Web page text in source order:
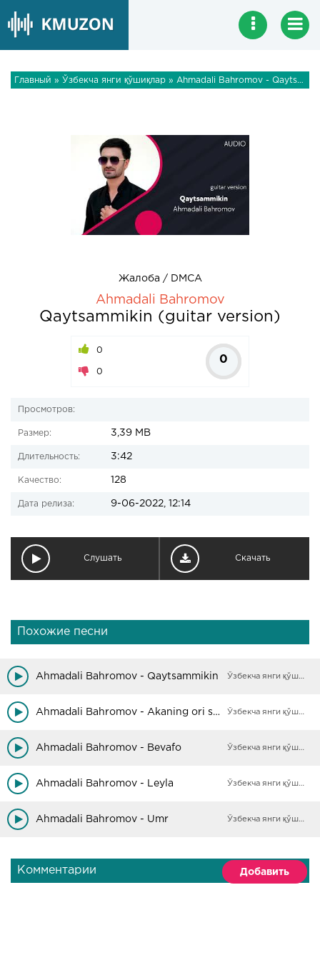
Главный » Ўзбекча янги қўшиқлар » Ahmadali Bahromov - Qaytsammikin (guitar version)
Жалоба / DMCA
Ahmadali Bahromov
Qaytsammikin (guitar version)
0
0
0
Просмотров:
Размер: 3,39 MB
Длительность: 3:42
Качество: 128
Дата релиза: 9-06-2022, 12:14
Слушать Скачать
Похожие песни
Ahmadali Bahromov - Qaytsammikin Ўзбекча янги қўшиқлар
Ahmadali Bahromov - Akaning ori singil Ўзбекча янги қўшиқлар
Ahmadali Bahromov - Bevafo Ўзбекча янги қўшиқлар
Ahmadali Bahromov - Leyla Ўзбекча янги қўшиқлар
Ahmadali Bahromov - Umr Ўзбекча янги қўшиқлар
Комментарии Добавить